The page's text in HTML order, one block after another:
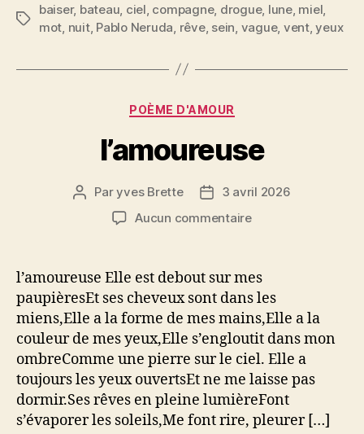
Étiquettes
baiser, bateau ciel compagne, drogue, lune, miel
mot nuit, Pablo Neruda rêve, sein vague, vent,yeux
Catégories
POÈME D'AMOUR
l’amoureuse
Auteur
l’article
Paryves Brette
Date3 avril 2026
Aucun commentairesur
l’amoureuse Elle est debout sur mes
paupièresEt ses cheveux sont dans les
miens,Elle a la forme de mes mains,Elle a la
couleur de mes yeux,Elle s’engloutit dans mon
ombreComme une pierre sur le ciel. Elle a
toujours les yeux ouvertsEt ne me laisse pas
dormir.Ses rêves en pleine lumièreFont
s’évaporer les soleils,Me font rire, pleurer […]